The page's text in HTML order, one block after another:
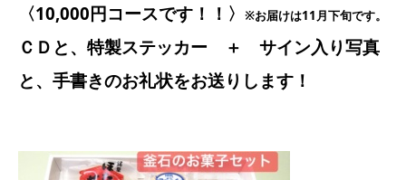
〈10,000円コースです！！〉 ※お届けは11月下旬です。
ＣＤと、特製ステッカー ＋ サイン入り写真
と、手書きのお礼状をお送りします！